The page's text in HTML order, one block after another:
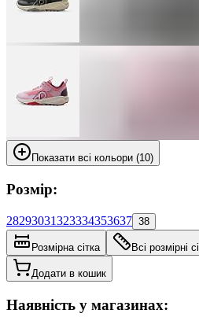
Показати всі кольори (10)
Розмір:
28293031323334353637 38
Розмірна сітка Всі розмірні
Додати в кошик
Наявність у магазинах: